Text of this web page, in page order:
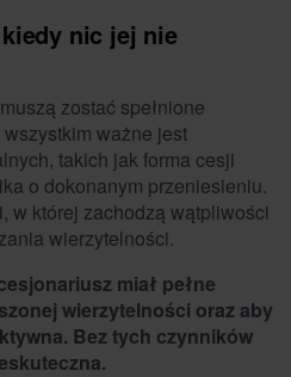
nic jej nie
zostać spełnione
ważne jest
takich jak forma cesji
o dokonanym przeniesieniu.
w której zachodzą wątpliwości
wierzytelności.
miał pełne
wierzytelności oraz aby
Bez tych czynników